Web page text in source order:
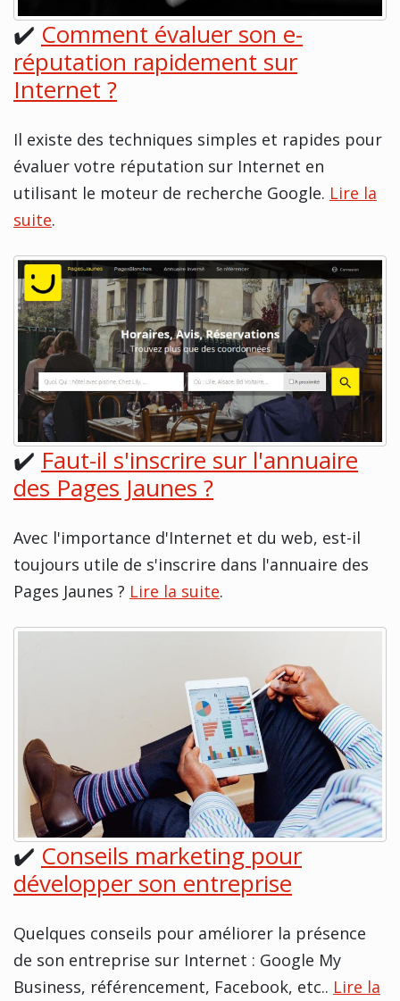
✔️ Comment évaluer son e-
réputation rapidement sur
Internet ?
Il existe des techniques simples et rapides pour
évaluer votre réputation sur Internet en
utilisant le moteur de recherche Google. Lire la
suite.
✔️ Faut-il s'inscrire sur l'annuaire
des Pages Jaunes ?
Avec l'importance d'Internet et du web, est-il
toujours utile de s'inscrire dans l'annuaire des
Pages Jaunes ? Lire la suite.
✔️ Conseils marketing pour
développer son entreprise
Quelques conseils pour améliorer la présence
de son entreprise sur Internet : Google My
Business, référencement, Facebook, etc.. Lire la